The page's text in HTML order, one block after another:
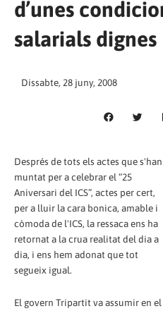
d’unes
salarials dignes
Dissabte, 28 juny, 2008
Després de tots els actes que s'han
muntat per a celebrar el “25
Aniversari del ICS”, actes per cert,
per a lluir la cara bonica, amable i
còmoda de l'ICS, la ressaca ens ha
retornat a la crua realitat del dia a
dia, i ens hem adonat que tot
segueix igual.
El govern Tripartit va assumir en